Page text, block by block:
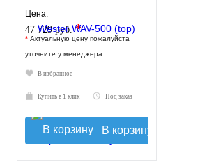
Цена:
47 729 руб.*
* Актуальную цену пожалуйста
уточните у менеджера
В избранное
Купить в 1 клик Под заказ
В корзину